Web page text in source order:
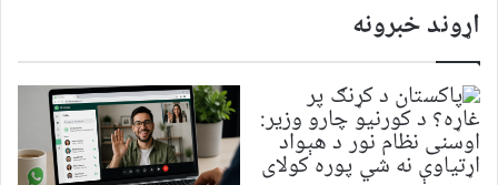
اړوند خبرونه